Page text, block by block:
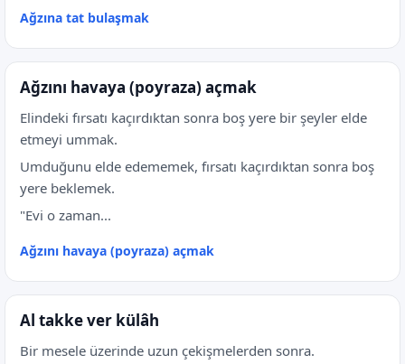
Ağzına tat bulaşmak
Ağzını havaya (poyraza) açmak
Elindeki fırsatı kaçırdıktan sonra boş yere bir şeyler elde
etmeyi ummak.
Umduğunu elde edememek, fırsatı kaçırdıktan sonra boş
yere beklemek.
"Evi o zaman...
Ağzını havaya (poyraza) açmak
Al takke ver külâh
Bir mesele üzerinde uzun çekişmelerden sonra.